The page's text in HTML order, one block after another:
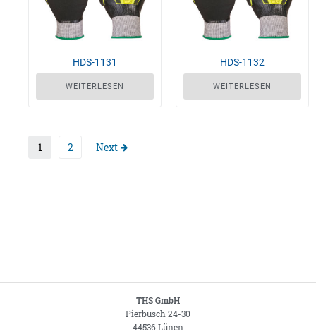
HDS-1131
WEITERLESEN
HDS-1132
WEITERLESEN
1 2 Next
THS GmbH
Pierbusch 24-30
44536 Lünen